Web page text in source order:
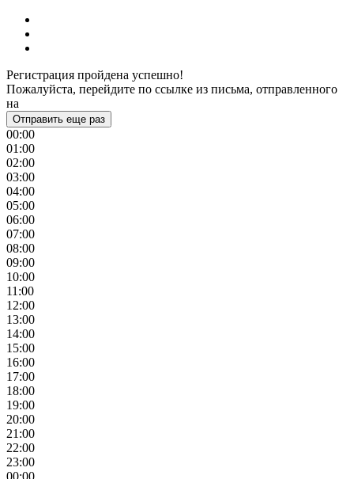
Регистрация пройдена успешно!
Пожалуйста, перейдите по ссылке из письма, отправленного
на
Отправить еще раз
00:00
01:00
02:00
03:00
04:00
05:00
06:00
07:00
08:00
09:00
10:00
11:00
12:00
13:00
14:00
15:00
16:00
17:00
18:00
19:00
20:00
21:00
22:00
23:00
00:00